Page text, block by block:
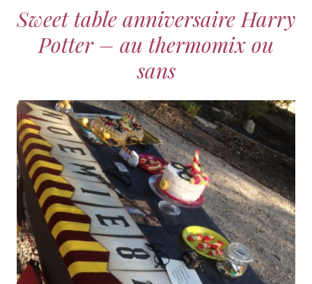
Sweet table anniversaire Harry
Potter – au thermomix ou
sans